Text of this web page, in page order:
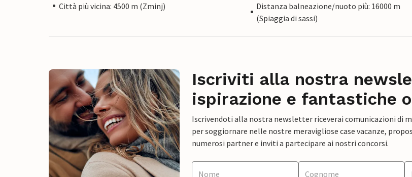
Città più vicina: 4500 m (Zminj)
Distanza balneazione/nuoto più: 16000 m
(Spiaggia di sassi)
Iscriviti alla nostra
ispirazione e fantastiche
Iscrivendoti alla nostra newsletter riceverai comunicazioni di
per soggiornare nelle nostre meravigliose case vacanze,
numerosi partner e inviti a partecipare ai nostri concorsi.